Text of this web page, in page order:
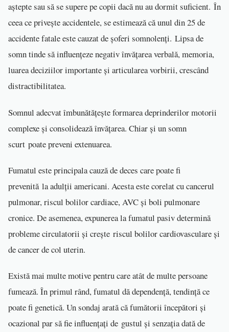
aștepte sau să se supere pe copii dacă nu au dormit suficient. În
ceea ce privește accidentele, se estimează că unul din 25 de
accidente fatale este cauzat de șoferi somnolenți. Lipsa de
somn tinde să influențeze negativ învățarea verbală, memoria,
luarea deciziilor importante și articularea vorbirii, crescând
distractibilitatea.
Somnul adecvat îmbunătățește formarea deprinderilor motorii
complexe și consolidează învățarea. Chiar și un somn
scurt poate preveni extenuarea.
Fumatul este principala cauză de deces care poate fi
prevenită la adulții americani. Acesta este corelat cu cancerul
pulmonar, riscul bolilor cardiace, AVC și boli pulmonare
cronice. De asemenea, expunerea la fumatul pasiv determină
probleme circulatorii și crește riscul bolilor cardiovasculare și
de cancer de col uterin.
Există mai multe motive pentru care atât de multe persoane
fumează. În primul rând, fumatul dă dependență, tendință ce
poate fi genetică. Un sondaj arată că fumătorii începători și
ocazional par să fie influențați de gustul și senzația dată de